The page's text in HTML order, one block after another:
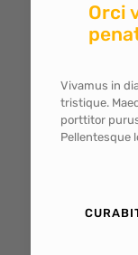
Orci
Vivamus in
tristique.
porttitor
Pellentesque